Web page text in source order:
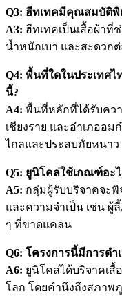
Q3: ฮีทเทคมีคุณสมบัติพิ
A3: ฮีทเทคเป็นเสื้อผ้าที่
น้ำหนักเบา และสะดวก
Q4: พื้นที่ใดในประเทศ
นี้?
A4: พื้นที่หลักที่ได้รับคว
เชียงราย และอำเภออม
ไกลและประสบภัยหนาว
Q5: ยูนิโคล่ใช้เกณฑ์อะ
A5: กลุ่มผู้รับบริจาคจะ
และความจำเป็น เช่น ผู้
ๆ ที่ขาดแคลน
Q6: โครงการนี้มีการดำ
A6: ยูนิโคล่ได้บริจาคเสื้
โลก โดยคำนึงถึงสภาพ